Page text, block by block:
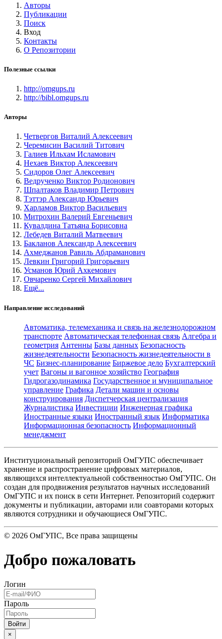
Авторы
Публикации
Поиск
Вход
Контакты
О Репозитории
Полезные ссылки
http://omgups.ru
http://bibl.omgups.ru
Авторы
Четвергов Виталий Алексеевич
Черемисин Василий Титович
Галиев Ильхам Исламович
Нехаев Виктор Алексеевич
Сидоров Олег Алексеевич
Ведрученко Виктор Родионович
Шпалтаков Владимир Петрович
Тэттэр Александр Юрьевич
Харламов Виктор Васильевич
Митрохин Валерий Евгеньевич
Кувалдина Татьяна Борисовна
Лебедев Виталий Матвеевич
Бакланов Александр Алексеевич
Ахмеджанов Равиль Абдраманович
Левкин Григорий Григорьевич
Усманов Юрий Ахкемович
Овчаренко Сергей Михайлович
Ещё...
Направление исследований
Автоматика, телемеханика и связь на железнодорожном
транспорте Автоматическая телефонная связь Алгебра и
геометрия Антенны Базы данных Безопасность
жизнедеятельности Безопасность жизнедеятельности в
ЧС Бизнес-планирование Биржевое дело Бухгалтерский
учет Вагоны и вагонное хозяйство География
Гидрогазодинамика Государственное и муниципальное
управление Графика Детали машин и основы
конструирования Диспетчерская централизация
Журналистика Инвестиции Инженерная графика
Иностранные языки Иностранный язык Информатика
Информационная безопасность Информационный
менеджмент
Институциональный репозиторий ОмГУПС обеспечивает
хранение и распространение цифровых материалов,
являющихся интеллектуальной собственностью ОмГУПС. Он
создан для продвижения результатов научных исследований
ОмГУПС и их поиск в сети Интернет. Репозиторий содержит
документы и публикации, авторами или соавторами которых
являются сотрудники и обучающиеся ОмГУПС.
© 2026 ОмГУПС, Все права защищены
Добро пожаловать
Логин
Пароль
×